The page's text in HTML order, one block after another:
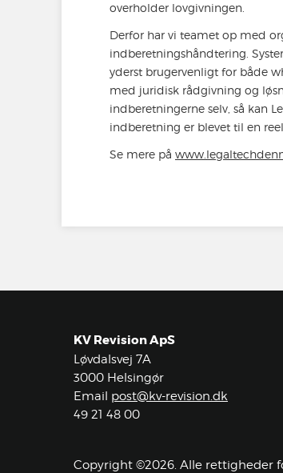
overholder lovgivningen.
Derfor har vi teamet op med
indberetningshåndtering.
yderst brugervenligt for både
med juridisk rådgivning og
indberetningerne selv, så kan
indberetning er blevet til en reel
Se mere på
KV Revision ApS
Løvdalsvej 7A
3000 Helsingør
Email post@kv-revision.dk
49 21 48 00
Copyright ©2026. Alle rettigheder